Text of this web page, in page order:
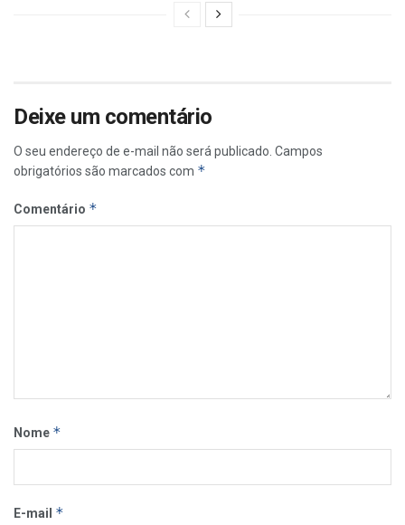
Deixe um comentário
O seu endereço de e-mail não será publicado. Campos
obrigatórios são marcados com *
Comentário *
Nome *
E-mail *